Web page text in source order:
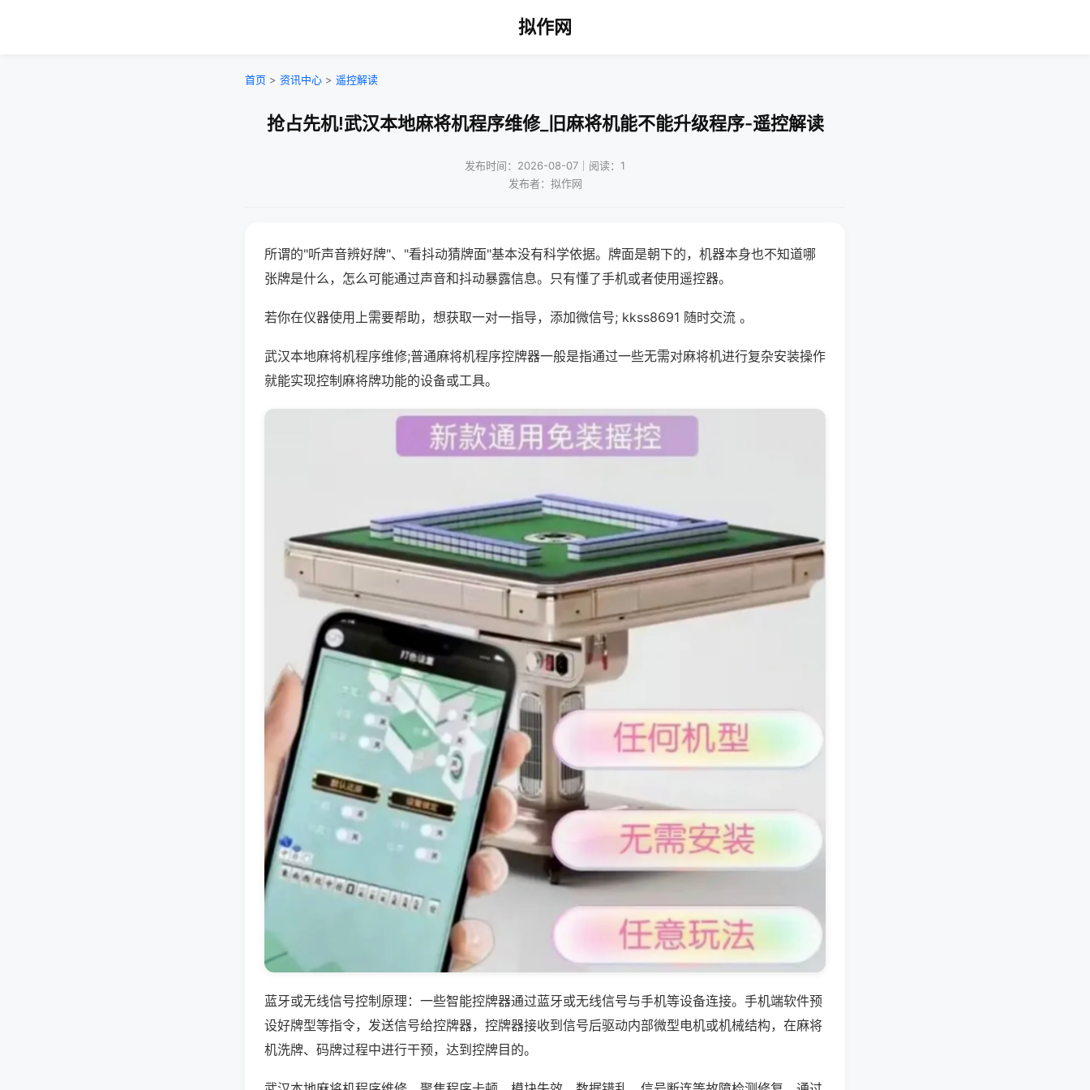
拟作网
首页 > 资讯中心 > 遥控解读
抢占先机!武汉本地麻将机程序维修_旧麻将机能不能升级程序-遥控解读
发布时间：2026-08-07｜阅读：1
发布者：拟作网
所谓的"听声音辨好牌"、"看抖动猜牌面"基本没有科学依据。牌面是朝下的，机器本身也不知道哪
张牌是什么，怎么可能通过声音和抖动暴露信息。只有懂了手机或者使用遥控器。
若你在仪器使用上需要帮助，想获取一对一指导，添加微信号; kkss8691 随时交流 。
武汉本地麻将机程序维修;普通麻将机程序控牌器一般是指通过一些无需对麻将机进行复杂安装操作
就能实现控制麻将牌功能的设备或工具。
蓝牙或无线信号控制原理：一些智能控牌器通过蓝牙或无线信号与手机等设备连接。手机端软件预
设好牌型等指令，发送信号给控牌器，控牌器接收到信号后驱动内部微型电机或机械结构，在麻将
机洗牌、码牌过程中进行干预，达到控牌目的。